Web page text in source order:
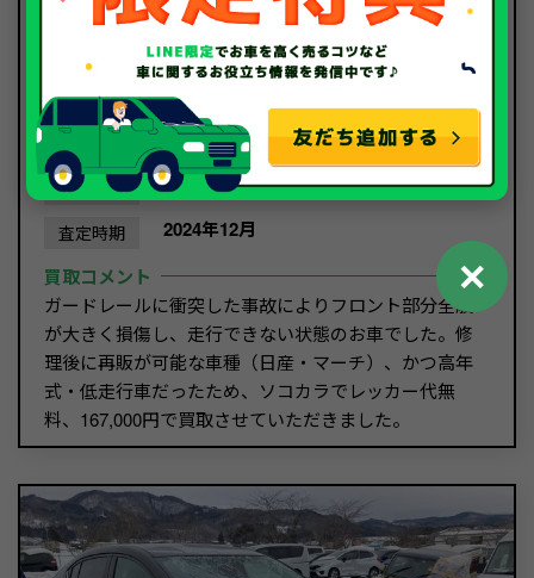
メーカー 日産
マーチ
年式 令和2年/2020年
46,685Km
地域 沖縄県那覇市
査定時期
2024年12月
買取コメント
ガードレールに衝突した事故によりフロント部分全般
が大きく損傷し、走行できない状態のお車でした。修
理後に再販が可能な車種（日産・マーチ）、かつ高年
式・低走行車だったため、ソコカラでレッカー代無
料、167,000円で買取させていただきました。
✕